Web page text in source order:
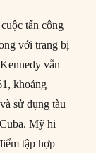
tấn công
với trang bị
vẫn
khoảng
sử dụng tàu
Mỹ hi
tập hợp